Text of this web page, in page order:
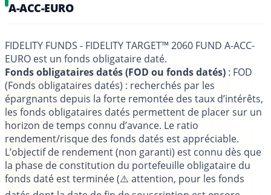
A-ACC-EURO
FIDELITY FUNDS - FIDELITY TARGET™ 2060 FUND A-ACC-
EURO est un fonds obligataire daté.
Fonds obligataires datés (FOD ou fonds datés) : FOD
(Fonds obligataires datés) : recherchés par les
épargnants depuis la forte remontée des taux d’intérêts,
les fonds obligataires datés permettent de placer sur un
horizon de temps connu d’avance. Le ratio
rendement/risque des fonds datés est appréciable.
L’objectif de rendement (non garanti) est connu dès que
la phase de constitution du portefeuille obligataire du
fonds daté est terminée (⚠️ attention, pour les fonds